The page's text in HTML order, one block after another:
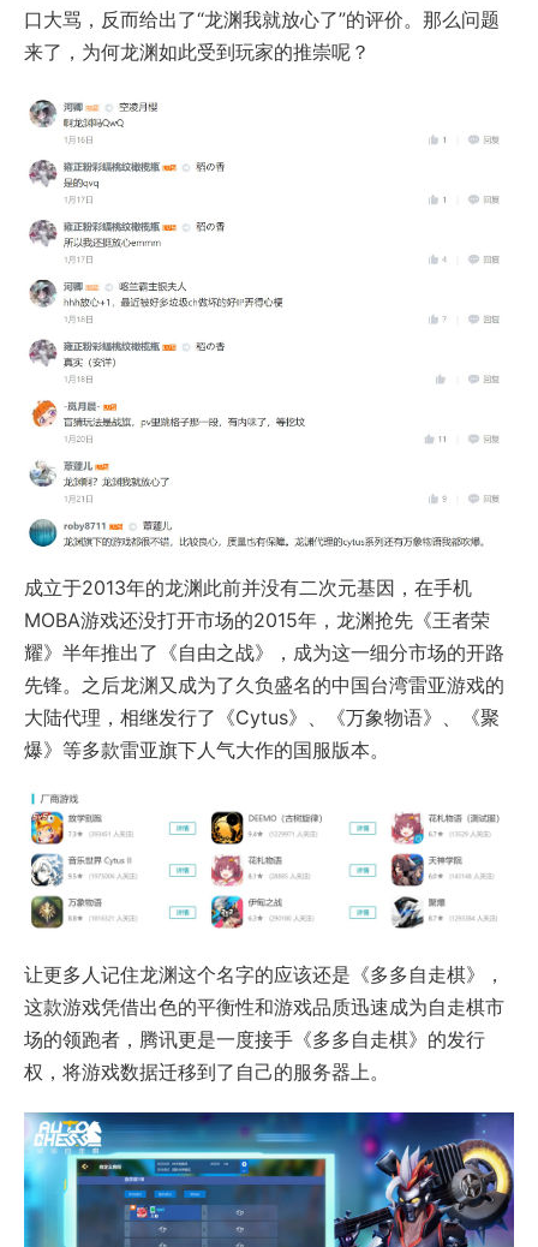
口大骂，反而给出了“龙渊我就放心了”的评价。那么问题
来了，为何龙渊如此受到玩家的推崇呢？
成立于2013年的龙渊此前并没有二次元基因，在手机
MOBA游戏还没打开市场的2015年，龙渊抢先《王者荣
耀》半年推出了《自由之战》，成为这一细分市场的开路
先锋。之后龙渊又成为了久负盛名的中国台湾雷亚游戏的
大陆代理，相继发行了《Cytus》、《万象物语》、《聚
爆》等多款雷亚旗下人气大作的国服版本。
让更多人记住龙渊这个名字的应该还是《多多自走棋》，
这款游戏凭借出色的平衡性和游戏品质迅速成为自走棋市
场的领跑者，腾讯更是一度接手《多多自走棋》的发行
权，将游戏数据迁移到了自己的服务器上。